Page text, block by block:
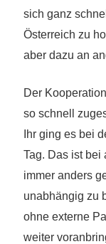
sich ganz
Österreich zu
aber dazu an
Der
so schnell
Ihr ging es bei
Tag. Das ist bei
immer anders
unabhängig zu
ohne externe
weiter